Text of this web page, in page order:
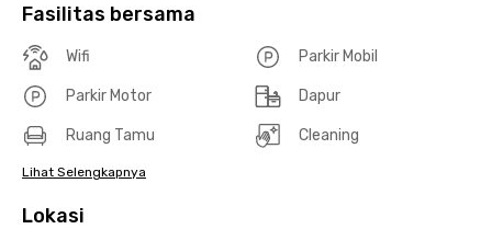
Fasilitas bersama
Wifi Parkir Mobil
Parkir Motor Dapur
Ruang Tamu Cleaning
Lihat Selengkapnya
Lokasi